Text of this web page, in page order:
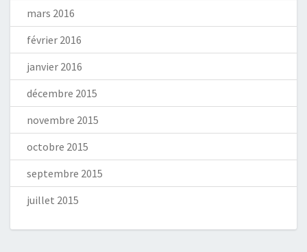
mars 2016
février 2016
janvier 2016
décembre 2015
novembre 2015
octobre 2015
septembre 2015
juillet 2015